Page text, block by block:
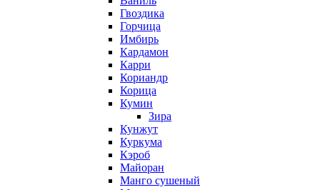
Гвоздика
Горчица
Имбирь
Кардамон
Карри
Кориандр
Корица
Кумин
Зира
Кунжут
Куркума
Кэроб
Майоран
Манго сушеный